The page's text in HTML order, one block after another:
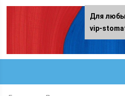
Для
vip-